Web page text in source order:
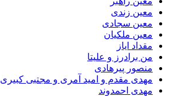
معین زندی
معین سجادی
معین ملکیان
مقداد ایاز
من برادرز و علیتا
منصور پیرهادی
مهدى مقدم و امید آمرى و مجتبى کبیرى
مهدی احمدوند